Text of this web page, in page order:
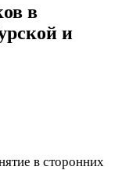
в
и
в сторонних